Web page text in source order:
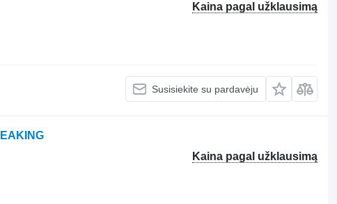
Kaina pagal užklausimą
Susisiekite su pardavėju
Kaina pagal užklausimą